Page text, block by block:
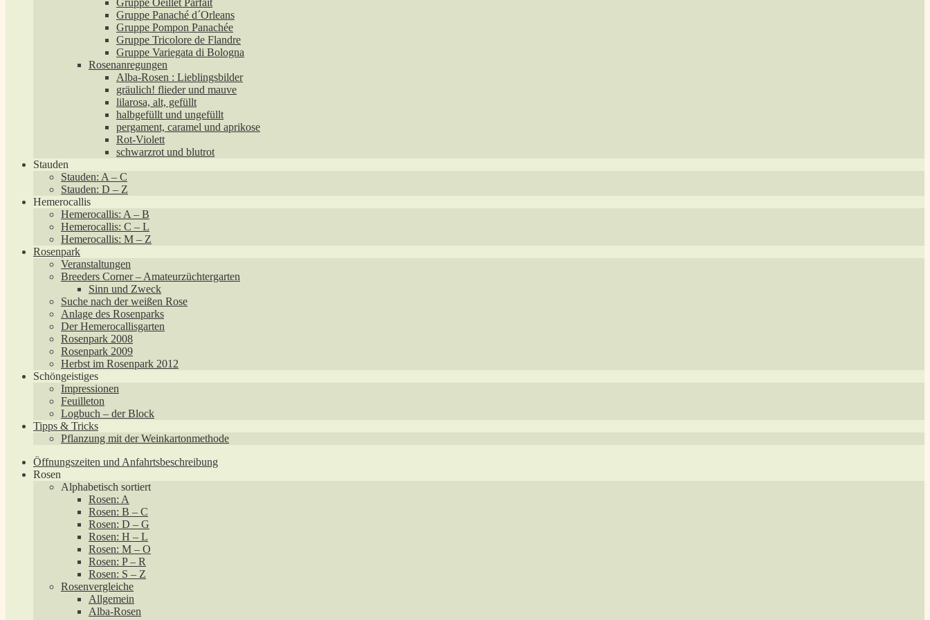
Gruppe Oeillet Parfait
Gruppe Panaché d´Orleans
Gruppe Pompon Panachée
Gruppe Tricolore de Flandre
Gruppe Variegata di Bologna
Rosenanregungen
Alba-Rosen : Lieblingsbilder
gräulich! flieder und mauve
lilarosa, alt, gefüllt
halbgefüllt und ungefüllt
pergament, caramel und aprikose
Rot-Violett
schwarzrot und blutrot
Stauden
Stauden: A – C
Stauden: D – Z
Hemerocallis
Hemerocallis: A – B
Hemerocallis: C – L
Hemerocallis: M – Z
Rosenpark
Veranstaltungen
Breeders Corner – Amateurzüchtergarten
Sinn und Zweck
Suche nach der weißen Rose
Anlage des Rosenparks
Der Hemerocallisgarten
Rosenpark 2008
Rosenpark 2009
Herbst im Rosenpark 2012
Schöngeistiges
Impressionen
Feuilleton
Logbuch – der Block
Tipps & Tricks
Pflanzung mit der Weinkartonmethode
Öffnungszeiten und Anfahrtsbeschreibung
Rosen
Alphabetisch sortiert
Rosen: A
Rosen: B – C
Rosen: D – G
Rosen: H – L
Rosen: M – O
Rosen: P – R
Rosen: S – Z
Rosenvergleiche
Allgemein
Alba-Rosen